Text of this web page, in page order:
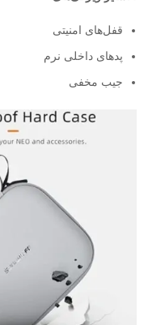
قفل‌های امنیتی
پدهای داخلی نرم
جیب مخفی